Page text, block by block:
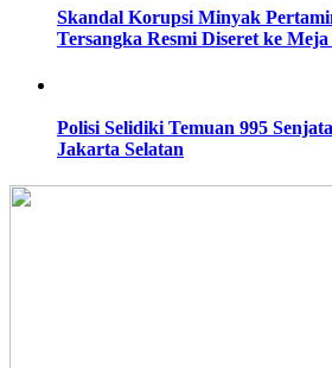
Skandal Korupsi Minyak
Tersangka Resmi Diseret ke
Polisi Selidiki Temuan 995
Jakarta Selatan